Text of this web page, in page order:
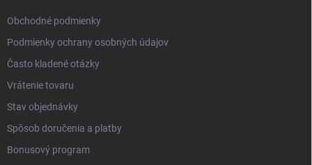
Obchodné podmienky
Podmienky ochrany osobných údajov
Často kladené otázky
Vrátenie tovaru
Stav objednávky
Spôsob doručenia a platby
Bonusový program